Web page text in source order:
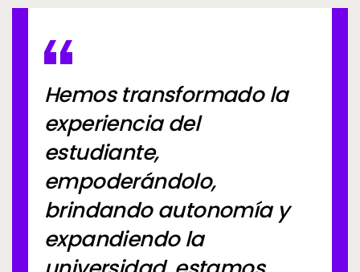
Hemos transformado la
experiencia del
estudiante,
empoderándolo,
brindando autonomía y
expandiendo la